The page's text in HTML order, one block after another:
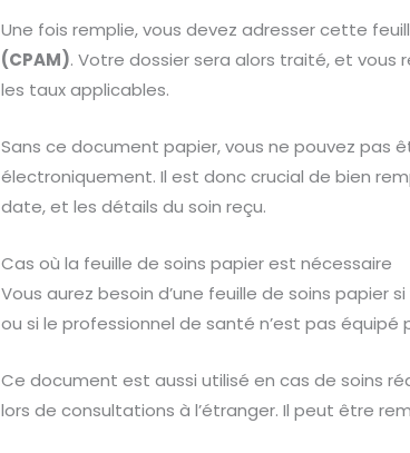
Une fois remplie, vous devez adresser cette
(CPAM). Votre dossier sera alors traité, et vous
les taux applicables.
Sans ce document papier, vous ne pouvez pas
électroniquement. Il est donc crucial de bien
date, et les détails du soin reçu.
Cas où la feuille de soins papier est nécessaire
Vous aurez besoin d’une feuille de soins papier
ou si le professionnel de santé n’est pas
Ce document est aussi utilisé en cas de soins
lors de consultations à l’étranger. Il peut être